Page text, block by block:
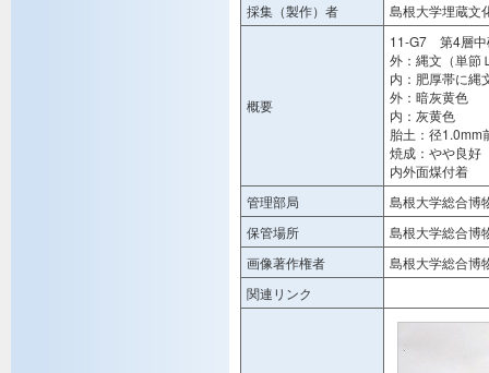
採集（製作）者
島根大学埋蔵文
概要
11-G7 第4層中
外：縄文（単節
内：肥厚帯に縄
外：暗灰黄色
内：灰黄色
胎土：径1.0mm
焼成：やや良好
内外面煤付着
管理部局
島根大学総合博
保管場所
島根大学総合博
画像著作権者
島根大学総合博
関連リンク